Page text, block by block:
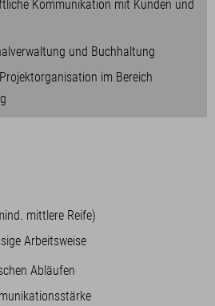
Kommunikation mit Kunden und
und Buchhaltung
im Bereich
mittlere Reife)
Arbeitsweise
Abläufen